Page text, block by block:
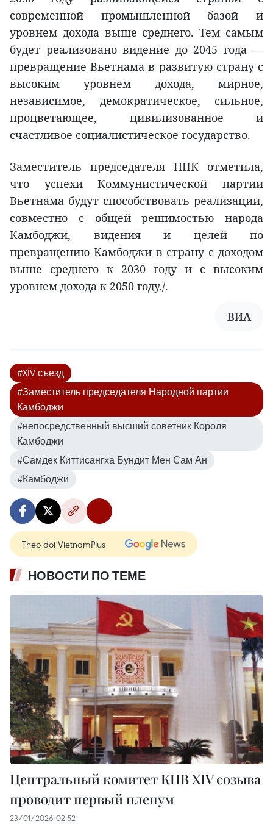
современной промышленной базой и
уровнем дохода выше среднего. Тем самым
будет реализовано видение до 2045 года —
превращение Вьетнама в развитую страну с
высоким уровнем дохода, мирное,
независимое, демократическое, сильное,
процветающее, цивилизованное и
счастливое социалистическое государство.
Заместитель председателя НПК отметила,
что успехи Коммунистической партии
Вьетнама будут способствовать реализации,
совместно с общей решимостью народа
Камбоджи, видения и целей по
превращению Камбоджи в страну с доходом
выше среднего к 2030 году и с высоким
уровнем дохода к 2050 году./.
ВИА
#XIV съезд
#Заместитель председателя Народной партии
Камбоджи
#непосредственный высший советник Короля
Камбоджи
#Самдек Киттисангха Бундит Мен Сам Ан
#Камбоджи
Theo dõi VietnamPlus
НОВОСТИ ПО ТЕМЕ
Центральный комитет КПВ XIV созыва
проводит первый пленум
23/01/2026 02:52